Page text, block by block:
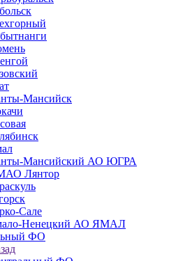
Мансийск
Мансийский АО ЮГРА
Лянтор
Сале
Ненецкий АО ЯМАЛ
ФО